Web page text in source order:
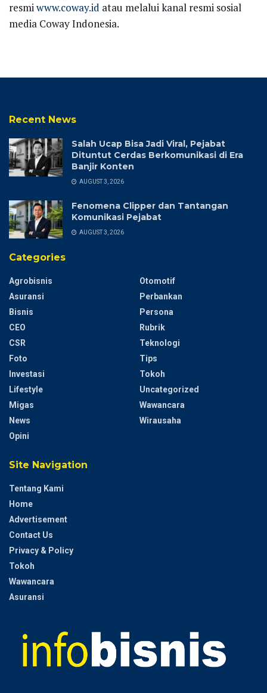
resmiwww.coway.id atau melalui kanal resmi sosial
media Coway Indonesia.
Recent News
Salah Ucap Bisa Jadi Viral, Pejabat
Dituntut Cerdas Berkomunikasi di Era
Banjir Konten
AUGUST 3, 2026
Fenomena Clipper dan Tantangan
Komunikasi Pejabat
AUGUST 3, 2026
Categories
Agrobisnis
Asuransi
Bisnis
CEO
CSR
Foto
Investasi
Lifestyle
Migas
News
Opini
Otomotif
Perbankan
Persona
Rubrik
Teknologi
Tips
Tokoh
Uncategorized
Wawancara
Wirausaha
Site Navigation
Tentang Kami
Home
Advertisement
Contact Us
Privacy & Policy
Tokoh
Wawancara
Asuransi